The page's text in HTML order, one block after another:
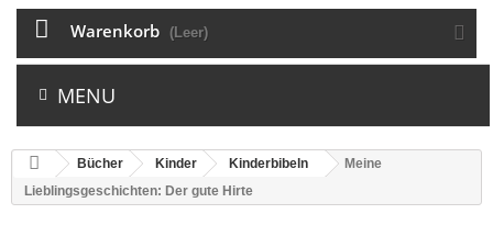
Warenkorb (Leer)
MENU
Bücher Kinder Kinderbibeln
Meine
Lieblingsgeschichten: Der gute Hirte